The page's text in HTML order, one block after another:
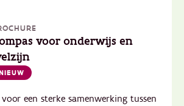
voor onderwijs en
een sterke samenwerking tussen